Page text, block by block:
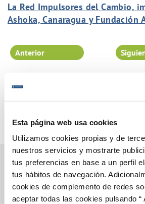
Esta página web usa cookies
Utilizamos cookies propias y de
nuestros servicios y mostrarte
tus preferencias en base a un perfil
tus hábitos de navegación.
cookies de complemento de redes
aceptar todas las cookies pulsando “
La Red Impulsores del Cambio,
Ashoka, Canaragua y Fundación
Anterior
Gestiones Online